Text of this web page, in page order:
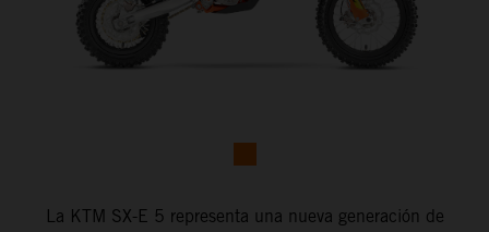
La KTM SX-E 5 representa una nueva generación de